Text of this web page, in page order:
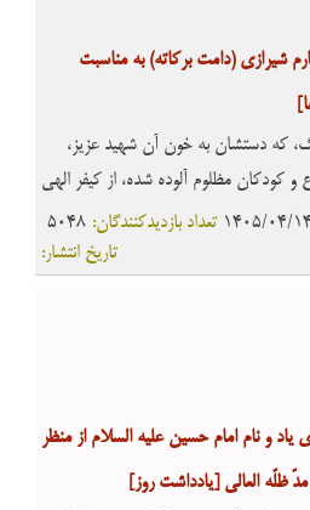
شیرازی (دامت برکاته) به مناسبت
که دستشان به خون آن شهید عزیز،
و کودکان مظلوم آلوده شده، از کیفر الهی
ماند و این خونهای پاک هرگز فراموش
موازین شرع و قانون، وظیفه خود را
کرد
5048 تعداد بازدیدکنندگان: 1405/04/
تاریخ انتشار:
یاد و نام امام حسین علیه السلام از منظر
ظلّه العالی [یادداشت روز]